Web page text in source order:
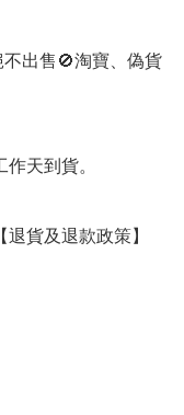
出售🚫淘寶、偽貨
天到貨。
貨及退款政策】